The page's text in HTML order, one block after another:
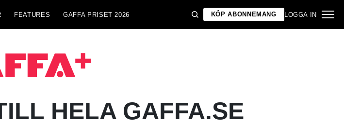
FEATURES GAFFA PRISET 2026 KÖP ABONNEMANG LOGGA IN
HELA GAFFA.SE